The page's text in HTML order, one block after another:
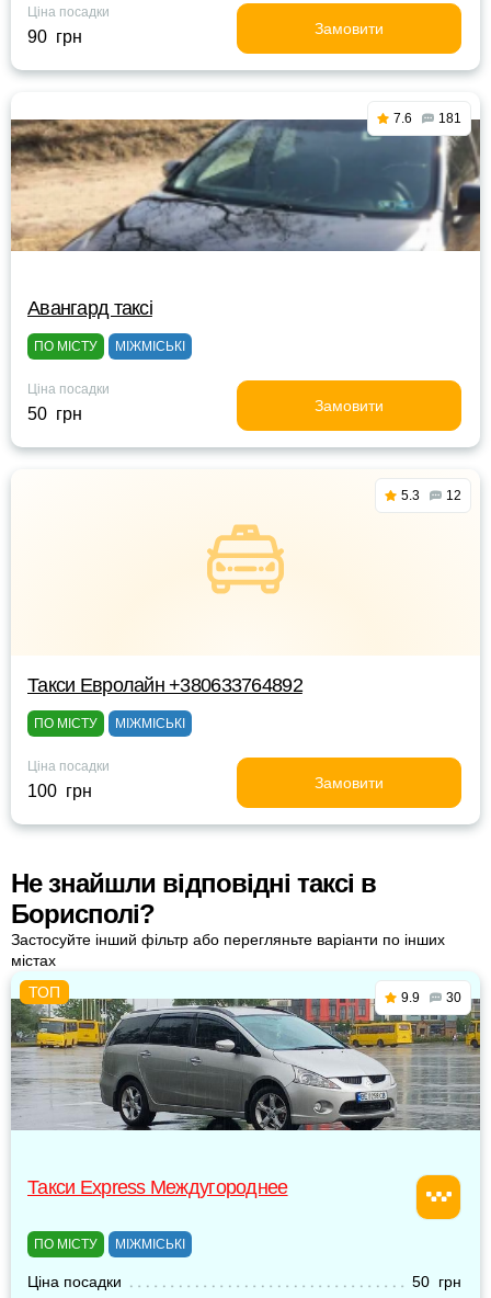
Ціна посадки
90 грн Замовити
7.6 181
Авангард таксі
ПО МІСТУ МІЖМІСЬКІ
Ціна посадки
50 грн Замовити
5.3 12
Такси Евролайн +380633764892
ПО МІСТУ МІЖМІСЬКІ
Ціна посадки
100 грн Замовити
Не знайшли відповідні таксі в
Борисполі?
Застосуйте інший фільтр або перегляньте варіанти по інших
містах
9.9 30
Такси Express Междугороднее
ПО МІСТУ МІЖМІСЬКІ
Ціна посадки 50 грн